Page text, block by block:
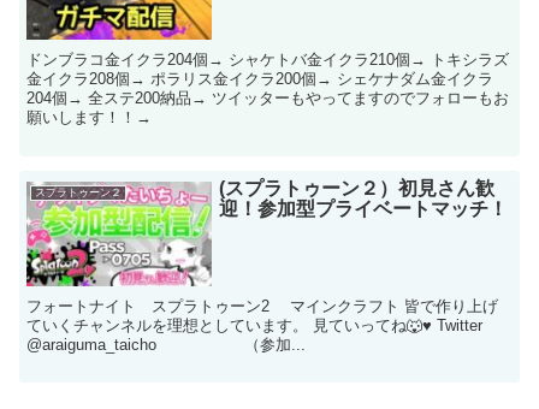
ドンブラコ金イクラ204個→ シャケトバ金イクラ210個→ トキシラズ
金イクラ208個→ ポラリス金イクラ200個→ シェケナダム金イクラ
204個→ 全ステ200納品→ ツイッターもやってますのでフォローもお
願いします！！→
スプラトゥーン２
(スプラトゥーン２）初見さん歓
迎！参加型プライベートマッチ！
フォートナイト スプラトゥーン2 マインクラフト 皆で作り上げ
ていくチャンネルを理想としています。 見ていってね🐺♥️ Twitter
@araiguma_taicho （参加...